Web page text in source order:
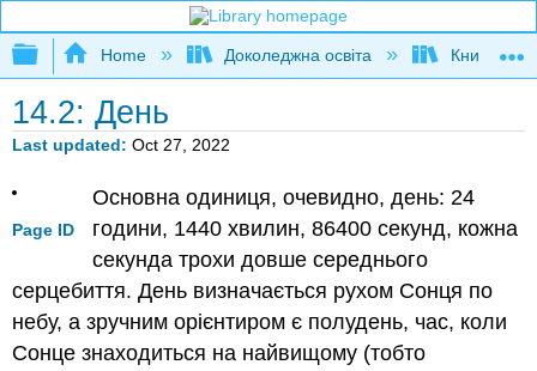
Expand/collapse global hierarchy
Home Доколеджна освіта Книга:
14.2: День
Last updated Oct 27, 2022
Page ID
Основна одиниця, очевидно, день: 24
години, 1440 хвилин, 86400 секунд, кожна
секунда трохи довше середнього
серцебиття. День визначається рухом Сонця по
небу, а зручним орієнтиром є полудень, час, коли
Сонце знаходиться на найвищому (тобто